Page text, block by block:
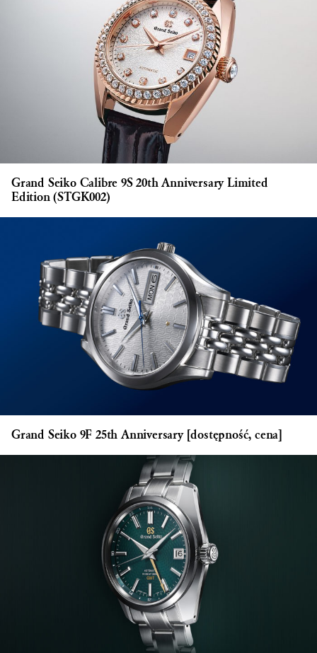
Grand Seiko Calibre 9S 20th Anniversary Limited
Edition (STGK002)
Grand Seiko 9F 25th Anniversary [dostępność, cena]